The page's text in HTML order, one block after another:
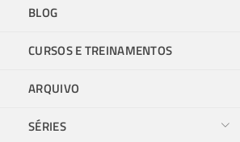
BLOG
CURSOS E TREINAMENTOS
ARQUIVO
SÉRIES